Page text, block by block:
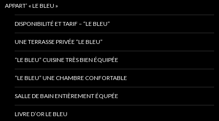
APPART’ « LE BLEU »
DISPONIBILITÉ ET TARIF – “LE BLEU”
UNE TERRASSE PRIVÉE “LE BLEU”
“LE BLEU” CUISINE TRÈS BIEN ÉQUIPÉE
“LE BLEU” UNE CHAMBRE CONFORTABLE
SALLE DE BAIN ENTIÈREMENT ÉQUPÉE
LIVRE D’OR LE BLEU